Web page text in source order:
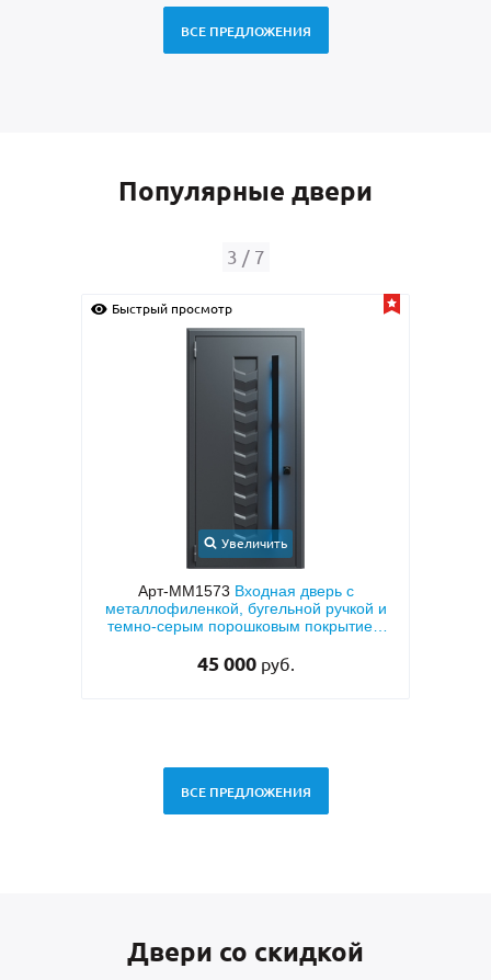
ВСЕ ПРЕДЛОЖЕНИЯ
Популярные двери
3 / 7
Быстрый просмотр
Увеличить
Арт-ММ1573 Входная дверь с
металлофиленкой, бугельной ручкой и
темно-серым порошковым покрытием
45 000 руб.
ВСЕ ПРЕДЛОЖЕНИЯ
Двери со скидкой